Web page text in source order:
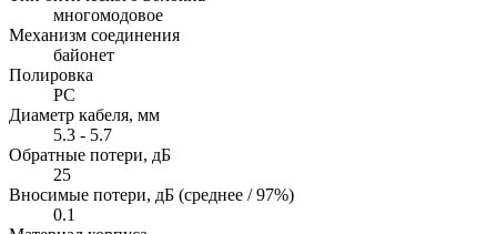
многомодовое
Механизм соединения
байонет
Полировка
PC
Диаметр кабеля, мм
5.3 - 5.7
Обратные потери, дБ
25
Вносимые потери, дБ (среднее / 97%)
0.1